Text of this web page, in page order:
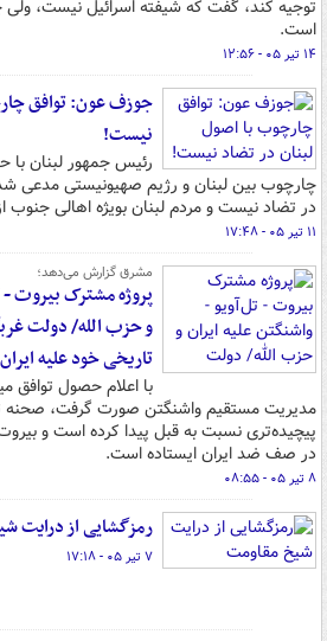
توجیه کند، گفت که شیفته اسرائیل نیست، ولی
است.
۱۴ تیر ۰۵ - ۱۲:۵۶
جوزف عون: توافق
نیست!
رئیس جمهور لبنان با
چارچوب بین لبنان و رژیم صهیونیستی مدعی
در تضاد نیست و مردم لبنان بویژه اهالی جنوب
۱۱ تیر ۰۵ - ۱۷:۴۸
مشرق گزارش می‌دهد؛
پروژه مشترک بیروت -
و حزب الله/ دولت
تاریخی خود علیه
با اعلام حصول توافق
مدیریت مستقیم واشنگتن صورت گرفت، صحنه
پیچیده‌تری نسبت به قبل پیدا کرده است و
در صف ضد ایران ایستاده است.
۸ تیر ۰۵ - ۰۸:۵۵
رمزگشایی از درایت
۷ تیر ۰۵ - ۱۷:۱۸